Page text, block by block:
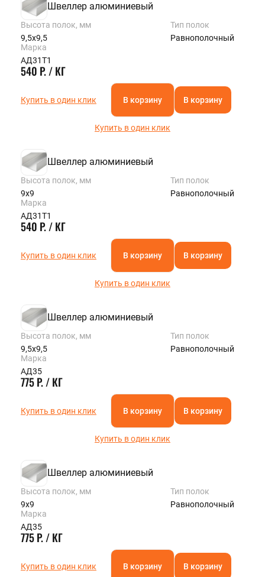
Швеллер алюминиевый
Высота полок, мм
9,5х9,5
Тип полок
Равнополочный
Марка
АД31Т1
540 Р. / КГ
Купить в один клик В корзину В корзину
Купить в один клик
Швеллер алюминиевый
Высота полок, мм
9х9
Тип полок
Равнополочный
Марка
АД31Т1
540 Р. / КГ
Купить в один клик В корзину В корзину
Купить в один клик
Швеллер алюминиевый
Высота полок, мм
9,5х9,5
Тип полок
Равнополочный
Марка
АД35
775 Р. / КГ
Купить в один клик В корзину В корзину
Купить в один клик
Швеллер алюминиевый
Высота полок, мм
9х9
Тип полок
Равнополочный
Марка
АД35
775 Р. / КГ
Купить в один клик В корзину В корзину